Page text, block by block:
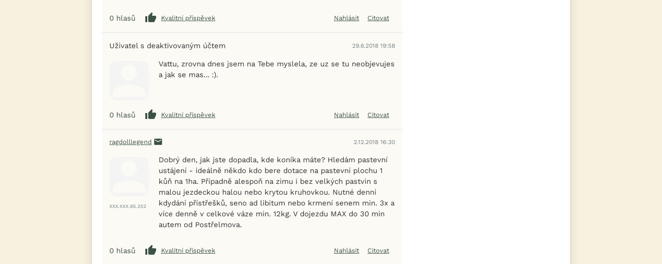
0 hlasů Kvalitní příspěvek Nahlásit Citovat
Uživatel s deaktivovaným účtem 29.6.2018 19:58
Vattu, zrovna dnes jsem na Tebe myslela, ze uz se tu neobjevujes
a jak se mas... :).
0 hlasů Kvalitní příspěvek Nahlásit Citovat
ragdolllegend 2.12.2018 16:30
XXX.XXX.65.252
Dobrý den, jak jste dopadla, kde koníka máte? Hledám pastevní
ustájení - ideálně někdo kdo bere dotace na pastevní plochu 1
kůň na 1ha. Případně alespoň na zimu i bez velkých pastvin s
malou jezdeckou halou nebo krytou kruhovkou. Nutné denní
kdydání přístřešků, seno ad libitum nebo krmení senem min. 3x a
více denně v celkové váze min. 12kg. V dojezdu MAX do 30 min
autem od Postřelmova.
0 hlasů Kvalitní příspěvek Nahlásit Citovat